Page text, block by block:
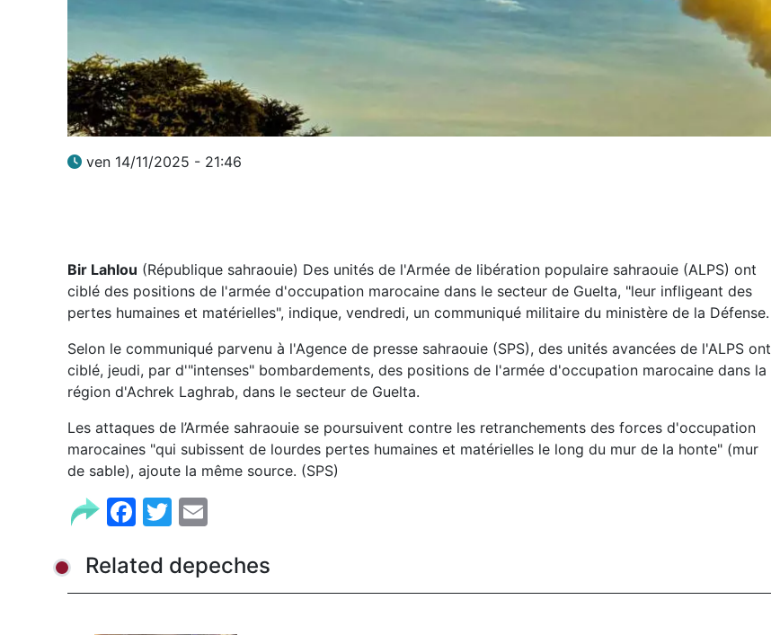
ven 14/11/2025 - 21:46
Bir Lahlou (République sahraouie) Des unités de l'Armée de libération populaire sahraouie (ALPS) ont
ciblé des positions de l'armée d'occupation marocaine dans le secteur de Guelta, "leur infligeant des
pertes humaines et matérielles", indique, vendredi, un communiqué militaire du ministère de la Défense.
Selon le communiqué parvenu à l'Agence de presse sahraouie (SPS), des unités avancées de l'ALPS ont
ciblé, jeudi, par d'"intenses" bombardements, des positions de l'armée d'occupation marocaine dans la
région d'Achrek Laghrab, dans le secteur de Guelta.
Les attaques de l’Armée sahraouie se poursuivent contre les retranchements des forces d'occupation
marocaines "qui subissent de lourdes pertes humaines et matérielles le long du mur de la honte" (mur
de sable), ajoute la même source. (SPS)
Facebook
Twitter
Related depeches